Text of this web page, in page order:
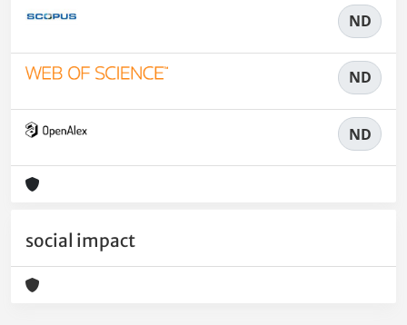
ND
ND
ND
social impact